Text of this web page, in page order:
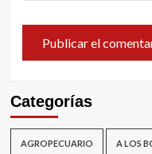
Categorías
AGROPECUARIO A LOS